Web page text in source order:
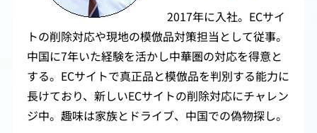
2017年に入社。ECサイ
トの削除対応や現地の模倣品対策担当として従事。
中国に7年いた経験を活かし中華圏の対応を得意と
する。ECサイトで真正品と模倣品を判別する能力に
長けており、新しいECサイトの削除対応にチャレン
ジ中。趣味は家族とドライブ、中国での偽物探し。